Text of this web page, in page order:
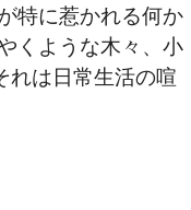
特に惹かれる何か
くような木々、小
は日常生活の喧